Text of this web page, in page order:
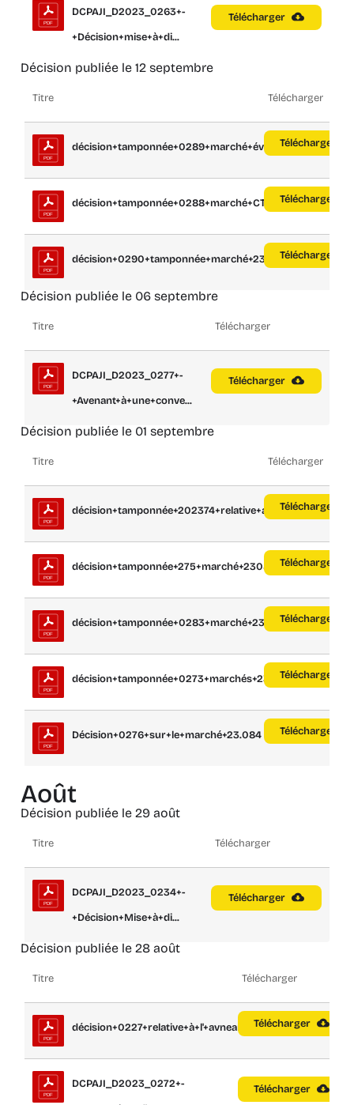
DCPAJI_D2023_0263+-
+Décision+mise+à+di...
Télécharger
Décision publiée le 12 septembre
Titre Télécharger
décision+tamponnée+0289+marché+évapo...Télécharger
décision+tamponnée+0288+marché+CTA+23...Télécharger
décision+0290+tamponnée+marché+23.013...Télécharger
Décision publiée le 06 septembre
Titre Télécharger
DCPAJI_D2023_0277+-
+Avenant+à+une+conve...
Télécharger
Décision publiée le 01 septembre
Titre Télécharger
décision+tamponnée+202374+relative+au+...Télécharger
décision+tamponnée+275+marché+23083 Télécharger
décision+tamponnée+0283+marché+23.085Télécharger
décision+tamponnée+0273+marchés+23079...Télécharger
Décision+0276+sur+le+marché+23.084 Télécharger
Août
Décision publiée le 29 août
Titre Télécharger
DCPAJI_D2023_0234+-
+Décision+Mise+à+di...
Télécharger
Décision publiée le 28 août
Titre Télécharger
décision+0227+relative+à+l'+avneant+2+...Télécharger
DCPAJI_D2023_0272+-
Télécharger